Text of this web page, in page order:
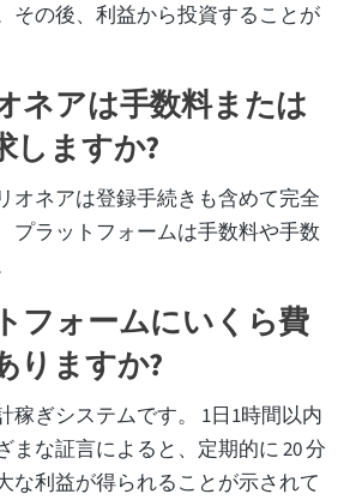
その後、利益から投資することが
ネアは手数料または
しますか?
オネアは登録手続きも含めて完全
プラットフォームは手数料や手数
フォームにいくら費
りますか?
稼ぎシステムです。 1日1時間以内
まな証言によると、定期的に 20 分
な利益が得られることが示されて